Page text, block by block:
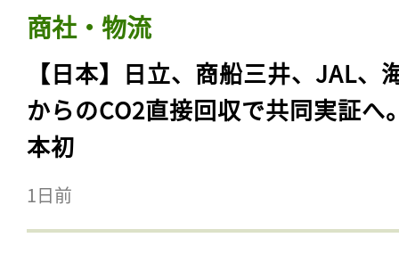
商社・物流
【日本】日立、商船三井、JAL、
からのCO2直接回収で共同実証へ
本初
1日前